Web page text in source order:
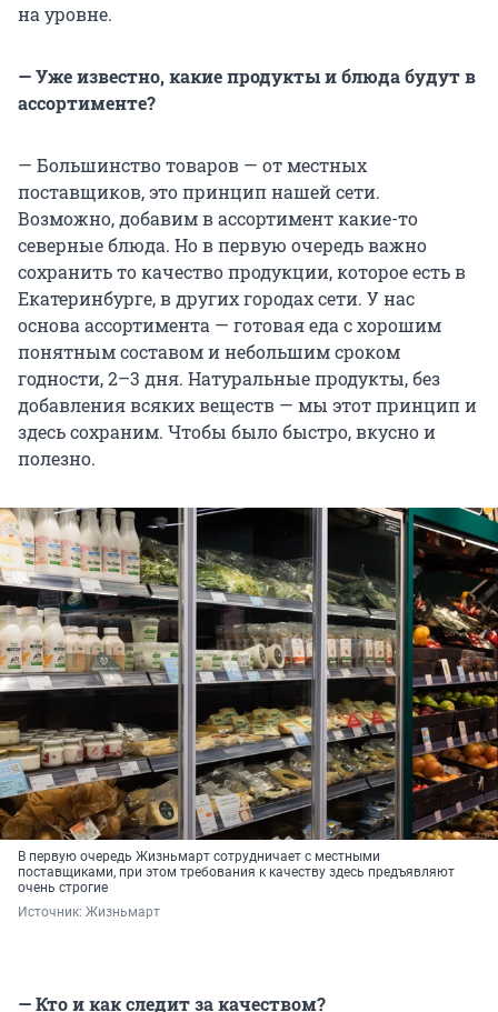
на уровне.
— Уже известно, какие продукты и блюда будут в
ассортименте?
— Большинство товаров — от местных
поставщиков, это принцип нашей сети.
Возможно, добавим в ассортимент какие-то
северные блюда. Но в первую очередь важно
сохранить то качество продукции, которое есть в
Екатеринбурге, в других городах сети. У нас
основа ассортимента — готовая еда с хорошим
понятным составом и небольшим сроком
годности, 2–3 дня. Натуральные продукты, без
добавления всяких веществ — мы этот принцип и
здесь сохраним. Чтобы было быстро, вкусно и
полезно.
В первую очередь Жизньмарт сотрудничает с местными
поставщиками, при этом требования к качеству здесь предъявляют
очень строгие
Источник: Жизньмарт
— Кто и как следит за качеством?